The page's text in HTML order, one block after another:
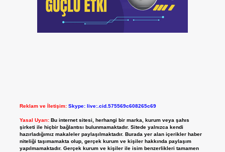
Reklam ve İletişim: Skype: live:.cid.575569c608265c69
Yasal Uyarı: Bu internet sitesi, herhangi bir marka, kurum veya şahıs
şirketi ile hiçbir bağlantısı bulunmamaktadır. Sitede yalnızca kendi
hazırladığımız makaleler paylaşılmaktadır. Burada yer alan içerikler haber
niteliği taşımamakta olup, gerçek kurum ve kişiler hakkında paylaşım
yapılmamaktadır. Gerçek kurum ve kişiler ile isim benzerlikleri tamamen